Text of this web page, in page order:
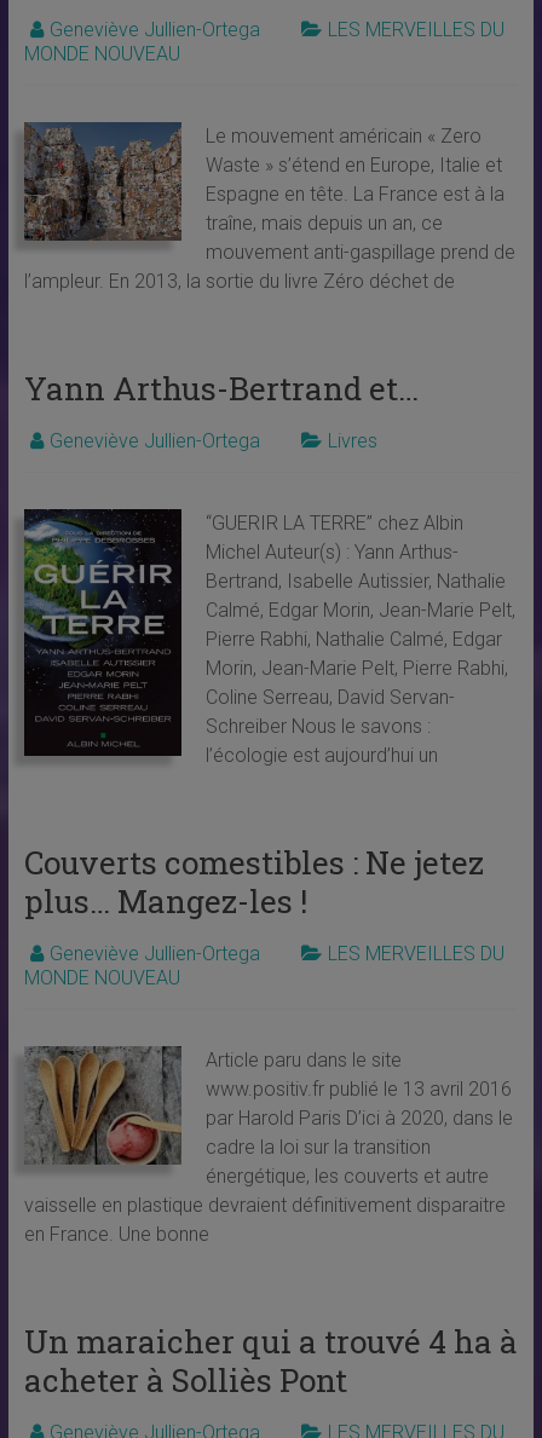
Geneviève Jullien-Ortega
LES MERVEILLES DU
MONDE NOUVEAU
Le mouvement américain « Zero
Waste » s’étend en Europe, Italie et
Espagne en tête. La France est à la
traîne, mais depuis un an, ce
mouvement anti-gaspillage prend de
l’ampleur. En 2013, la sortie du livre Zéro déchet de
Yann Arthus-Bertrand et…
Geneviève Jullien-Ortega Livres
“GUERIR LA TERRE” chez Albin
Michel Auteur(s) : Yann Arthus-
Bertrand, Isabelle Autissier, Nathalie
Calmé, Edgar Morin, Jean-Marie Pelt,
Pierre Rabhi, Nathalie Calmé, Edgar
Morin, Jean-Marie Pelt, Pierre Rabhi,
Coline Serreau, David Servan-
Schreiber Nous le savons :
l’écologie est aujourd’hui un
Couverts comestibles : Ne jetez
plus… Mangez-les !
Geneviève Jullien-Ortega
LES MERVEILLES DU
MONDE NOUVEAU
Article paru dans le site
www.positiv.fr publié le 13 avril 2016
par Harold Paris D’ici à 2020, dans le
cadre la loi sur la transition
énergétique, les couverts et autre
vaisselle en plastique devraient définitivement disparaitre
en France. Une bonne
Un maraicher qui a trouvé 4 ha à
acheter à Solliès Pont
Geneviève Jullien-Ortega
LES MERVEILLES DU